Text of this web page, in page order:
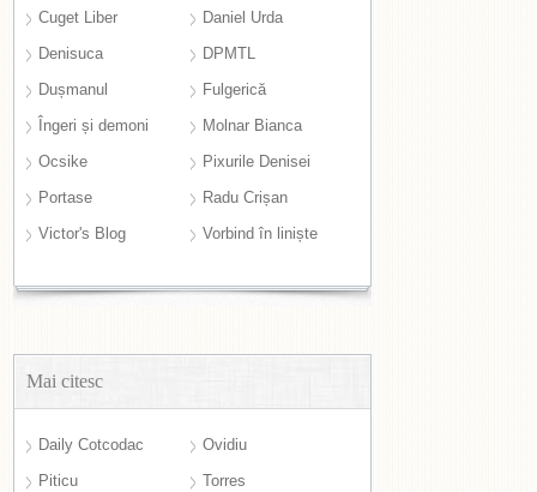
Cuget Liber
Daniel Urda
Denisuca
DPMTL
Dușmanul
Fulgerică
Îngeri și demoni
Molnar Bianca
Ocsike
Pixurile Denisei
Portase
Radu Crișan
Victor's Blog
Vorbind în liniște
Mai citesc
Daily Cotcodac
Ovidiu
Piticu
Torres